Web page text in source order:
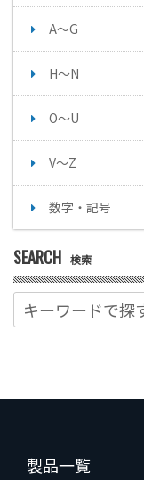
A～G
H～N
O～U
V～Z
数字・記号
SEARCH 検索
製品一覧